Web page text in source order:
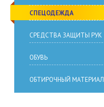
СПЕЦОДЕЖДА
СРЕДСТВА ЗАЩИТЫ РУК
ОБУВЬ
ОБТИРОЧНЫЙ МАТЕРИАЛ